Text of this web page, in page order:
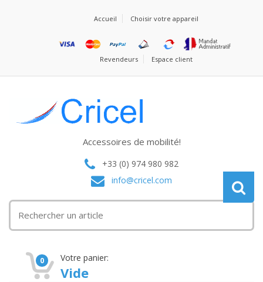
Accueil Choisir votre appareil
Revendeurs Espace client
Accessoires de mobilité!
+33 (0) 974 980 982
info@cricel.com
0 Votre panier:
Vide